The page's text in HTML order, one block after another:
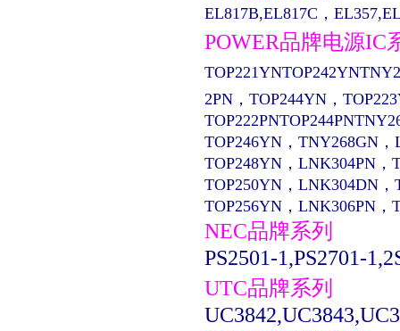
EL817B,EL817C，
POWER品牌电源IC
2PN，TOP244YN，
TOP246YN，TNY268GN
TOP248YN，LNK304PN，
TOP250YN，LNK304DN，
TOP256YN，LNK306PN
NEC品牌系列
PS2501-1,PS2701-
UTC品牌系列